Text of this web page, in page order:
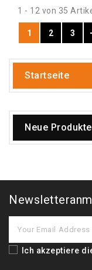
1 - 12 von 35
1 2 3
Startseite
Neue Produkte
Ich akzeptiere